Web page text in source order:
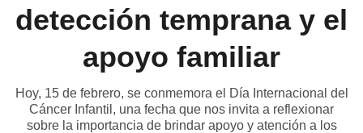
detección temprana y el
apoyo familiar
Hoy, 15 de febrero, se conmemora el Día Internacional del
Cáncer Infantil, una fecha que nos invita a reflexionar
sobre la importancia de brindar apoyo y atención a los